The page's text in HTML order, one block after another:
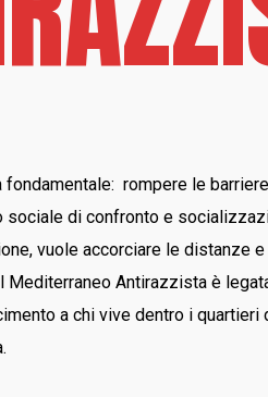
fondamentale: rompere le
di confronto e
vuole accorciare le distanze
Antirazzista è
a chi vive dentro i